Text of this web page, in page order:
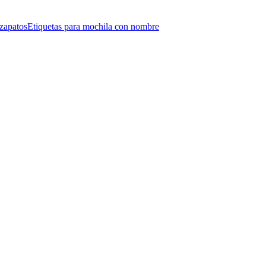
Etiquetas para mochila con nombre